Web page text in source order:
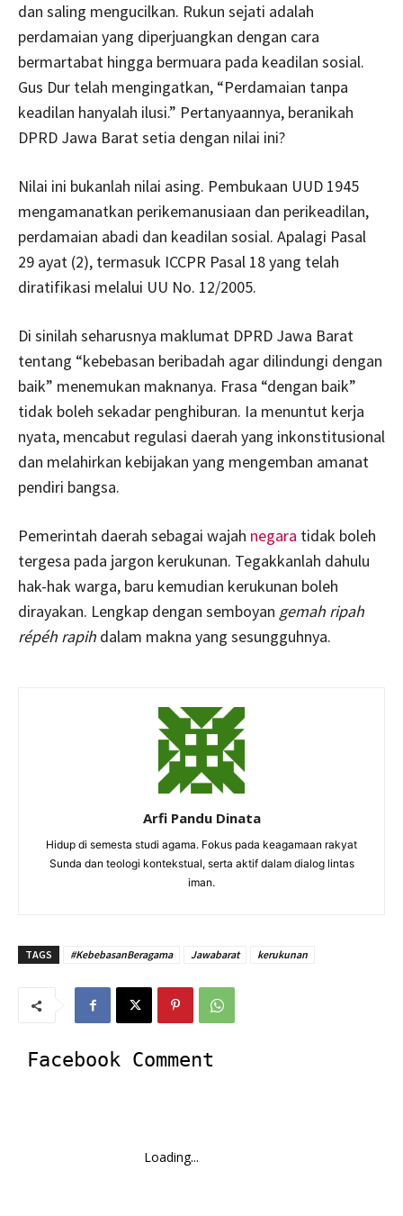
dan saling mengucilkan. Rukun sejati adalah
perdamaian yang diperjuangkan dengan cara
bermartabat hingga bermuara pada keadilan sosial.
Gus Dur telah mengingatkan, “Perdamaian tanpa
keadilan hanyalah ilusi.” Pertanyaannya, beranikah
DPRD Jawa Barat setia dengan nilai ini?
Nilai ini bukanlah nilai asing. Pembukaan UUD 1945
mengamanatkan perikemanusiaan dan perikeadilan,
perdamaian abadi dan keadilan sosial. Apalagi Pasal
29 ayat (2), termasuk ICCPR Pasal 18 yang telah
diratifikasi melalui UU No. 12/2005.
Di sinilah seharusnya maklumat DPRD Jawa Barat
tentang “kebebasan beribadah agar dilindungi dengan
baik” menemukan maknanya. Frasa “dengan baik”
tidak boleh sekadar penghiburan. Ia menuntut kerja
nyata, mencabut regulasi daerah yang inkonstitusional
dan melahirkan kebijakan yang mengemban amanat
pendiri bangsa.
Pemerintah daerah sebagai wajah negara tidak boleh
tergesa pada jargon kerukunan. Tegakkanlah dahulu
hak-hak warga, baru kemudian kerukunan boleh
dirayakan. Lengkap dengan semboyan gemah ripah
répéh rapih dalam makna yang sesungguhnya.
Arfi Pandu Dinata
Hidup di semesta studi agama. Fokus pada keagamaan rakyat
Sunda dan teologi kontekstual, serta aktif dalam dialog lintas
iman.
TAGS #KebebasanBeragama Jawabarat kerukunan
Facebook Comment
Loading...